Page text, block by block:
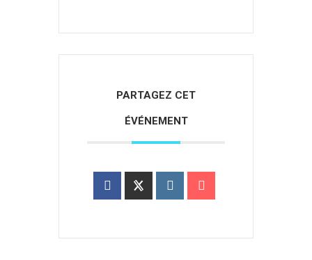
PARTAGEZ CET
ÉVÉNEMENT